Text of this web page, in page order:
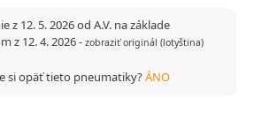
z 12. 5. 2026 od A.V. na základe
z 12. 4. 2026- zobraziť originál (lotyština)
si opäť tieto pneumatiky?ÁNO